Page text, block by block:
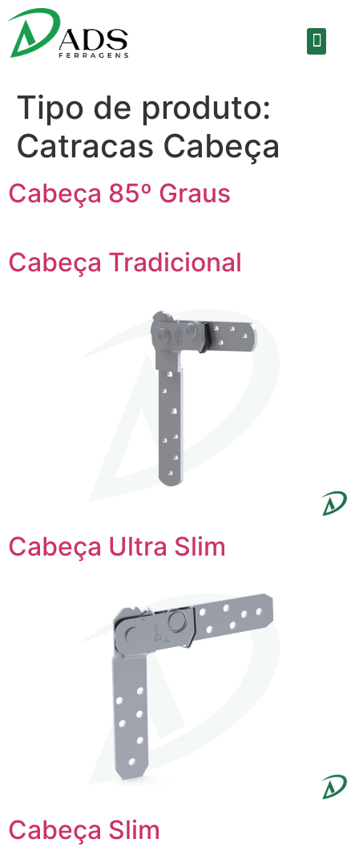
Tipo de produto:
Catracas Cabeça
Cabeça 85º Graus
Cabeça Tradicional
Cabeça Ultra Slim
Cabeça Slim